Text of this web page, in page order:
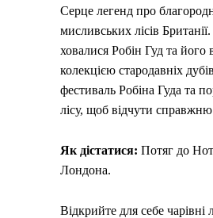
Серце легенд про
мисливських лісів
ховалися Робін Гуд та
колекцією стародавніх
фестиваль Робіна Гуда та
лісу, щоб відчути
Як дістатися: Потяг до
Лондона.
Відкрийте для себе чарівні